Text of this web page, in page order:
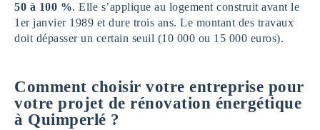
50 à 100 %. Elle s’applique au logement construit avant le
1er janvier 1989 et dure trois ans. Le montant des travaux
doit dépasser un certain seuil (10 000 ou 15 000 euros).
Comment choisir votre entreprise pour
votre projet de rénovation énergétique
à Quimperlé ?